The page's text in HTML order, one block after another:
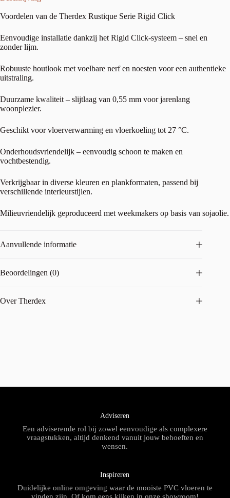
Voordelen van de Therdex Rustique Serie Rigid Click
Eenvoudige installatie dankzij het Rigid Click-systeem – snel en
zonder lijm.
Robuuste houtlook met voelbare nerf en noesten voor een authentieke
uitstraling.
Duurzame kwaliteit – slijtlaag van 0,55 mm voor jarenlang
woonplezier.
Geschikt voor vloerverwarming en vloerkoeling tot 27 °C.
Onderhoudsvriendelijk – eenvoudig schoon te maken en
vochtbestendig.
Verkrijgbaar in diverse kleuren en plankformaten, passend bij
verschillende interieurstijlen.
Milieuvriendelijk geproduceerd met weekmakers op basis van sojaolie.
Aanvullende informatie
Beoordelingen (0)
Over Therdex
Adviseren
Een adviserende rol bij zowel eenvoudige als complexere
vraagstukken, altijd denkend vanuit jouw behoeften en
wensen.
Inspireren
Duidelijke online omgeving waar de mooiste PVC vloeren te